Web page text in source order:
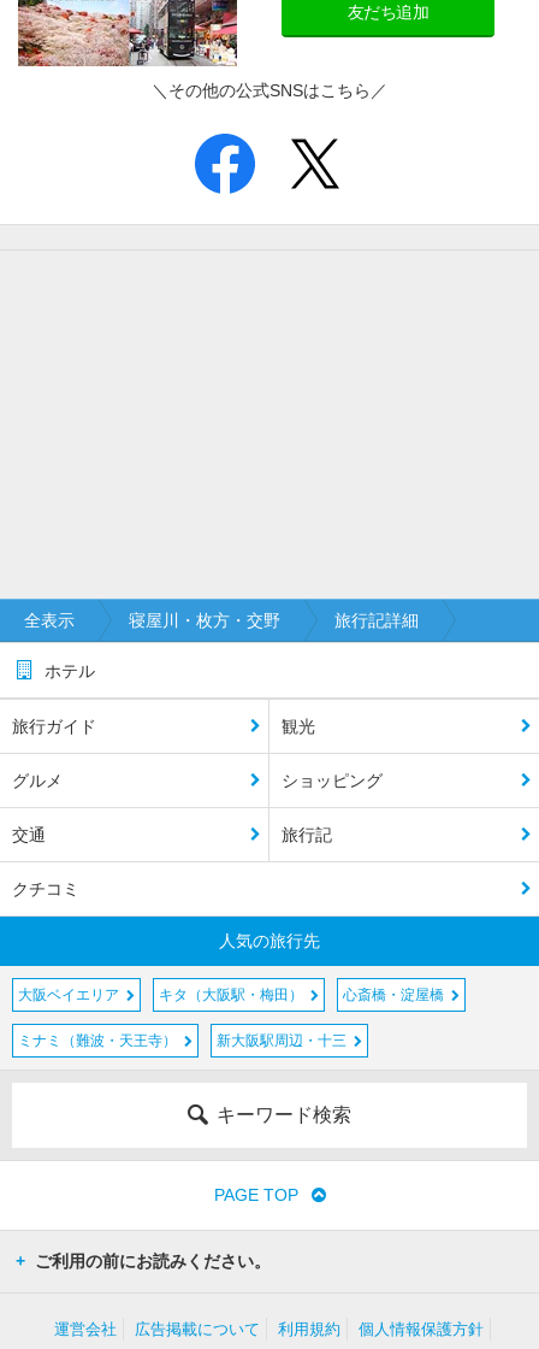
友だち追加
＼その他の公式SNSはこちら／
全表示 寝屋川・枚方・交野 旅行記詳細
ホテル
旅行ガイド 観光
グルメ ショッピング
交通 旅行記
クチコミ
人気の旅行先
大阪ベイエリア キタ（大阪駅・梅田） 心斎橋・淀屋橋
ミナミ（難波・天王寺） 新大阪駅周辺・十三
キーワード検索
PAGE TOP
ご利用の前にお読みください。
運営会社 広告掲載について 利用規約 個人情報保護方針